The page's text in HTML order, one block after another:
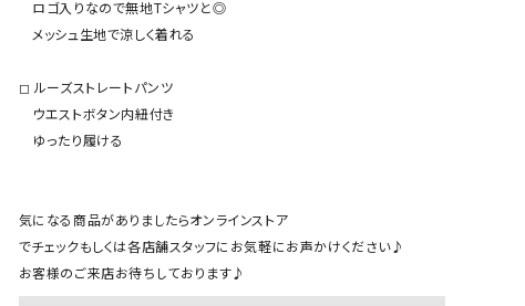
すべて見る
サロペット・オーバーオール
1%（イチ パーセント）
ASFVLT（アスファルト）
Ampersand（アンパサンド）
Antiquite's（アンティークス）
NATURAL LAUNDRY（ナチ
ロゴ入りなので無地Tシャツと◎
メッシュ生地で涼しく着れる
◻︎ ルーズストレートパンツ
ウエストボタン内紐付き
ゆったり履ける
気になる商品がありましたらオンラインストア
でチェックもしくは各店舗スタッフにお気軽にお声かけください♪